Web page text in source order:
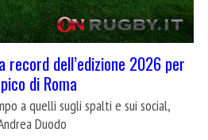
record dell’edizione 2026 per
di Roma
a quelli sugli spalti e sui social,
Duodo